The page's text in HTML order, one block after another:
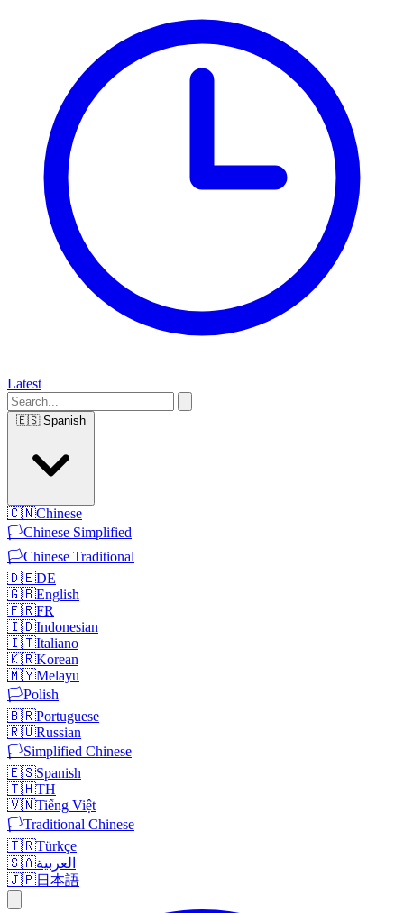
Latest
🇪🇸 Spanish
🇨🇳Chinese
🏳️Chinese Simplified
🏳️Chinese Traditional
🇩🇪DE
🇬🇧English
🇫🇷FR
🇮🇩Indonesian
🇮🇹Italiano
🇰🇷Korean
🇲🇾Melayu
🏳️Polish
🇧🇷Portuguese
🇷🇺Russian
🏳️Simplified Chinese
🇪🇸Spanish
🇹🇭TH
🇻🇳Tiếng Việt
🏳️Traditional Chinese
🇹🇷Türkçe
🇸🇦العربية
🇯🇵日本語